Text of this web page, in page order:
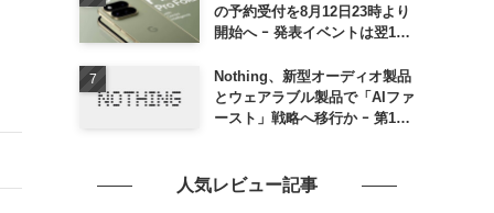
の予約受付を8月12日23時より
開始へ ｰ 発表イベントは翌13
Nothing、新型オーディオ製品
とウェアラブル製品で「AIファ
ースト」戦略へ移行か ｰ 第1弾
人気レビュー記事